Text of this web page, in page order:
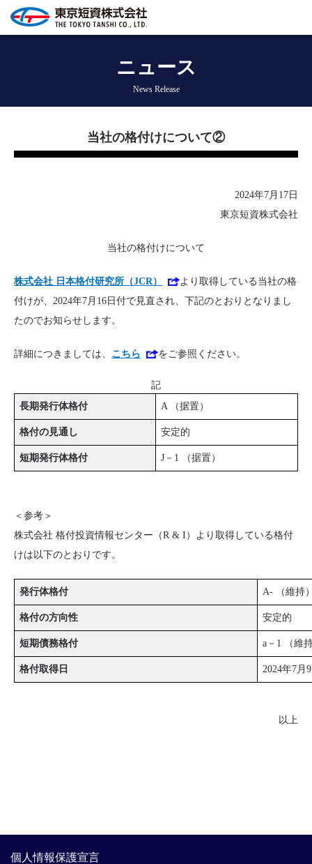
ニュース
News Release
当社の格付けについて②
2024年7月17日
東京短資株式会社
当社の格付けについて
株式会社 日本格付研究所（JCR）
より取得している当社の格
付けが、2024年7月16日付で見直され、下記のとおりとなりまし
たのでお知らせします。
詳細につきましては、 こちら をご参照ください。
記
長期発行体格付
A （据置）
格付の見通し 安定的
短期発行体格付 J－1 （据置）
＜参考＞
株式会社 格付投資情報センター（R & I）より取得している格付
けは以下のとおりです。
発行体格付 A- （維持
格付の方向性 安定的
短期債務格付 a－1 （維
格付取得日 2024年7月
以上
個人情報保護宣言